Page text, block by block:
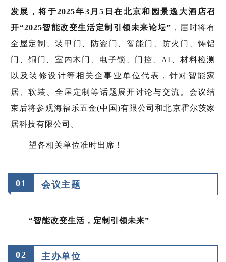
发展，将于2025年3月5日在北京和园景逸大酒店召
开“2025智能改变生活定制引领未来论坛” ，届时将有
全屋定制、装甲门、防盗门、智能门、防火门、铸铝
门、铜门、室内木门、电子锁、门控、AI、材料检测
以及装修设计等相关企事业单位代表，针对智能家
居、软装、全屋定制等话题展开讨论与交流。会议结
束后将参观海福乐五金(中国)有限公司和北京霍尔茨家
居科技有限公司。
望各相关单位准时出席！
01 会议主题
“智能改变生活，定制引领未来”
02 主办单位